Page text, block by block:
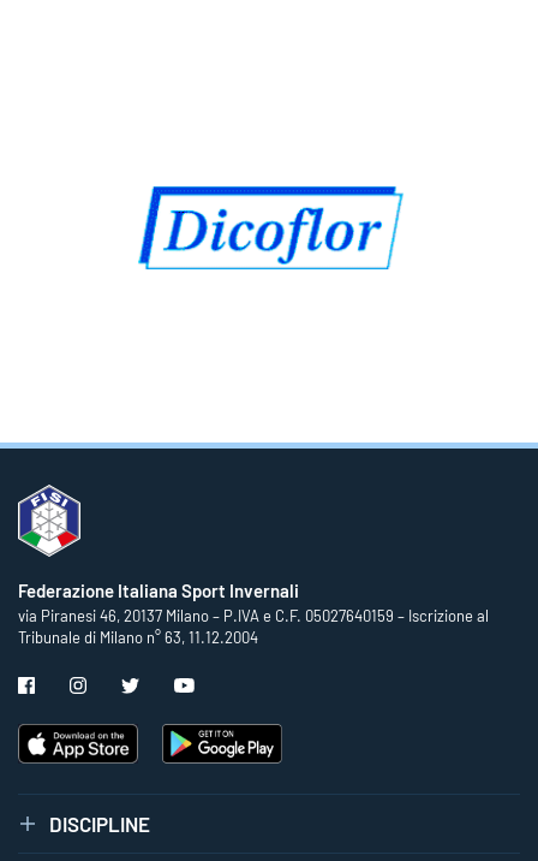
Federazione Italiana Sport Invernali
via Piranesi 46, 20137 Milano – P.IVA e C.F. 05027640159 – Iscrizione al
Tribunale di Milano n° 63, 11.12.2004
DISCIPLINE